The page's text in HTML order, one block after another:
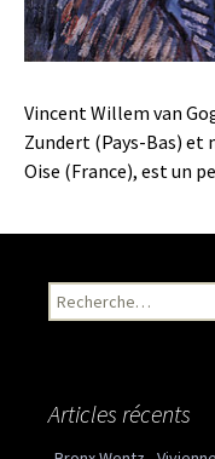
Vincent Willem van
Zundert (Pays-Bas) et
Oise (France), est un
Recherche pour :
Articles récents